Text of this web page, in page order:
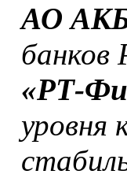
АО
банков
«РТ-
уровня